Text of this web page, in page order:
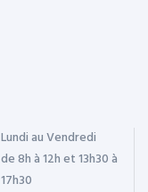
Lundi au Vendredi
de 8h à 12h et 13h30 à
17h30